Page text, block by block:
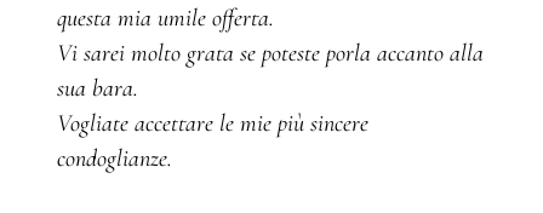
questa mia umile offerta.
Vi sarei molto grata se poteste porla accanto alla
sua bara.
Vogliate accettare le mie più sincere
condoglianze.